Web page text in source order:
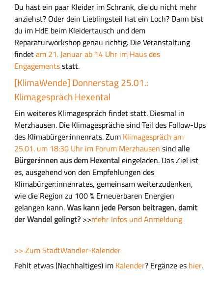
Du hast ein paar Kleider im Schrank, die du nicht mehr
anziehst? Oder dein Lieblingsteil hat ein Loch? Dann bist
du im HdE beim Kleidertausch und dem
Reparaturworkshop genau richtig. Die Veranstaltung
findetam 21. Januar ab 14 Uhr im Haus des
Engagementsstatt.
[KlimaWende] Donnerstag 25.01.:
Klimagespräch Hexental
Ein weiteres Klimagespräch findet statt. Diesmal in
Merzhausen. Die Klimagespräche sind Teil des Follow-Ups
des Klimabürger:innenrats. Zum Klimagespräch am
25.01. um 18:30 Uhr im Forum Merzhausen sindalle
Bürger:innen aus dem Hexental eingeladen. Das Ziel ist
es, ausgehend von den Empfehlungen des
Klimabürger:innenrates, gemeinsam weiterzudenken,
wie die Region zu 100 % Erneuerbaren Energien
gelangen kann.Was kann jede Person beitragen, damit
der Wandel gelingt?>>mehr Infos und Anmeldung
>> Zum StadtWandler-Kalender
Fehlt etwas (Nachhaltiges) im Kalender? Ergänze es hier.